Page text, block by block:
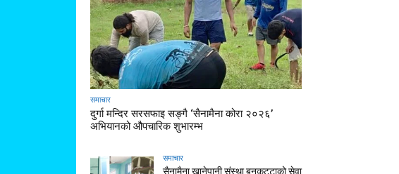
समाचार
दुर्गा मन्दिर सरसफाइ सङ्गै ‘सैनामैना कोरा २०२६’
अभियानको औपचारिक शुभारम्भ
समाचार
सैनामैना खानेपानी संस्था बनकट्टाको सेवा